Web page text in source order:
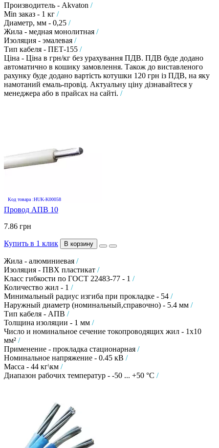
Производитель - Akvaton /
Min заказ - 1 кг /
Диаметр, мм - 0,25 /
Жила - медная монолитная /
Изоляция - эмалевая /
Тип кабеля - ПЕТ-155 /
Ціна - Ціна в грн/кг без урахування ПДВ. ПДВ буде додано
автоматично в кошику замовлення. Також до виставленого
рахунку буде додано вартість котушки 120 грн із ПДВ, на яку
намотаний емаль-провід. Актуальну ціну дізнавайтеся у
менеджера або в прайсах на сайті. /
Код товара :HUK-K00058
Провод АПВ 10
7.86 грн
Купить в 1 клик В корзину
Жила - алюминиевая /
Изоляция - ПВХ пластикат /
Класс гибкости по ГОСТ 22483-77 - 1 /
Количество жил - 1 /
Минимальный радиус изгиба при прокладке - 54 /
Наружный диаметр (номинальный,справочно) - 5.4 мм /
Тип кабеля - АПВ /
Толщина изоляции - 1 мм /
Число и номинальное сечение токопроводящих жил - 1х10
мм² /
Применение - прокладка стационарная /
Номинальное напряжение - 0.45 кВ /
Масса - 44 кг\км /
Диапазон рабочих температур - -50 ... +50 °C /